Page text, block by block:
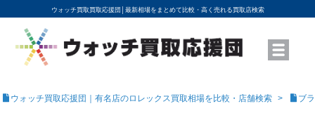
ウォッチ買取買取応援団│ 最新相場をまとめて比較・高く売れる買取店検索
YouTubeで動画を公開中
ROLEXモデル名から買取相場を調べる
高級時計ブランド名から買取相場を調べる
地域から買取店を探す
店舗名から買取店を探す
ブランド時計を高く売る方法
買取査定を依頼する
ウォッチ買取応援団｜有名店のロレックス買取相場を比較・店舗検索 ブ